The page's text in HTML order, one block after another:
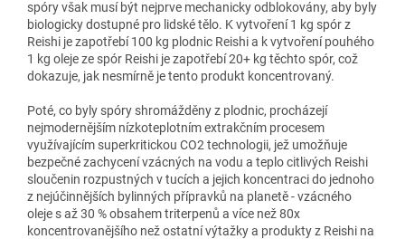
spóry však musí být nejprve mechanicky odblokovány, aby byly
biologicky dostupné pro lidské tělo. K vytvoření 1 kg spór z
Reishi je zapotřebí 100 kg plodnic Reishi a k vytvoření pouhého
1 kg oleje ze spór Reishi je zapotřebí 20+ kg těchto spór, což
dokazuje, jak nesmírně je tento produkt koncentrovaný.
Poté, co byly spóry shromážděny z plodnic, procházejí
nejmodernějším nízkoteplotním extrakčním procesem
využívajícím superkritickou CO2 technologii, jež umožňuje
bezpečné zachycení vzácných na vodu a teplo citlivých Reishi
sloučenin rozpustných v tucích a jejich koncentraci do jednoho
z nejúčinnějších bylinných přípravků na planetě - vzácného
oleje s až 30 % obsahem triterpenů a více než 80x
koncentrovanějšího než ostatní výtažky a produkty z Reishi na